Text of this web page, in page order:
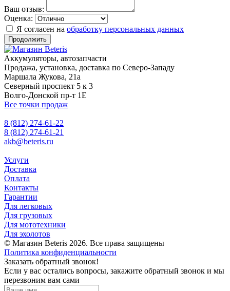
Ваш отзыв:
Оценка:
Я согласен на обработку персональных данных
Продолжить
Аккумуляторы, автозапчасти
Продажа, установка, доставка по Северо-Западу
Маршала Жукова, 21а
Северный проспект 5 к 3
Волго-Донской пр-т 1Е
Все точки продаж
8 (812) 274-61-22
8 (812) 274-61-21
akb@beteris.ru
Услуги
Доставка
Оплата
Контакты
Гарантии
Для легковых
Для грузовых
Для мототехники
Для эхолотов
© Магазин Beteris 2026. Все права защищены
Политика конфиденциальности
Заказать обратный звонок!
Если у вас остались вопросы, закажите обратный звонок и мы
перезвоним вам сами